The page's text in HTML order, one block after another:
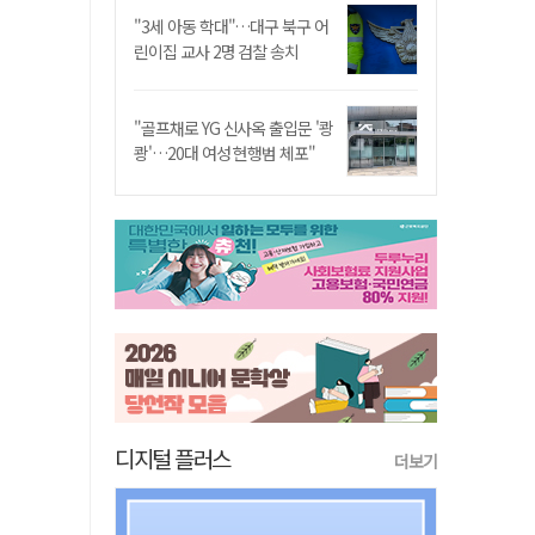
"3세 아동 학대"…대구 북구 어
린이집 교사 2명 검찰 송치
"골프채로 YG 신사옥 출입문 '쾅
쾅'…20대 여성 현행범 체포"
디지털 플러스 더보기